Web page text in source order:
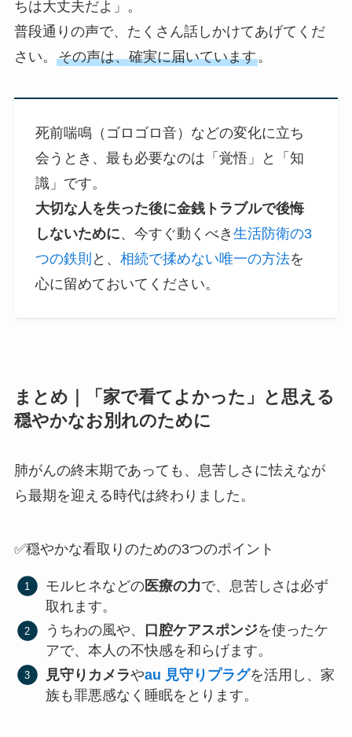
ちは大丈夫だよ」。
普段通りの声で、たくさん話しかけてあげてくだ
さい。 その声は、確実に届いています。
死前喘鳴（ゴロゴロ音）などの変化に立ち
会うとき、最も必要なのは「覚悟」と「知
識」です。
大切な人を失った後に金銭トラブルで後悔
しないために、今すぐ動くべき 生活防衛の3
つの鉄則 と、 相続で揉めない唯一の方法を
心に留めておいてください。
まとめ｜「家で看てよかった」と思える
穏やかなお別れのために
肺がんの終末期であっても、息苦しさに怯えなが
ら最期を迎える時代は終わりました。
✅穏やかな看取りのための3つのポイント
モルヒネなどの医療の力で、息苦しさは必ず
取れます。
うちわの風や、
口腔ケアスポンジを使ったケ
アで、本人の不快感を和らげます。
見守りカメラやau 見守りプラグを活用し、家
族も罪悪感なく睡眠をとります。